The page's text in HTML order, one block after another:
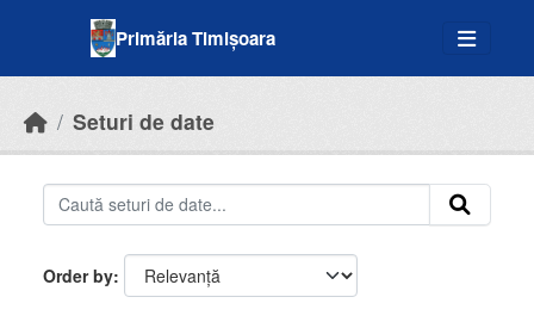
Primăria Timișoara
Seturi de date
Order by